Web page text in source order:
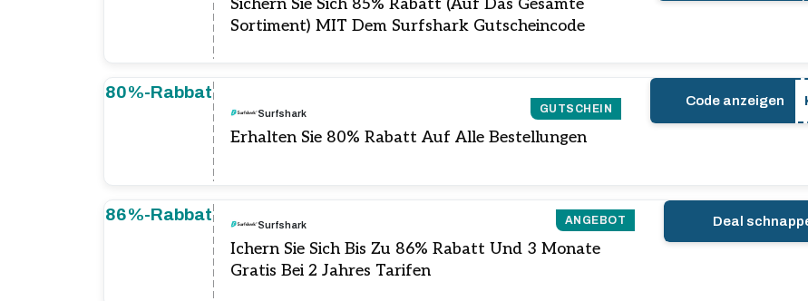
Sichern Sie Sich 85% Rabatt (Auf Das Gesamte
Sortiment) MIT Dem Surfshark Gutscheincode
80%-Rabbat
GUTSCHEIN
Surfshark
Erhalten Sie 80% Rabatt Auf Alle Bestellungen
Code anzeigen
86%-Rabbat ANGEBOT
Surfshark
Ichern Sie Sich Bis Zu 86% Rabatt Und 3 Monate
Gratis Bei 2 Jahres Tarifen
Deal